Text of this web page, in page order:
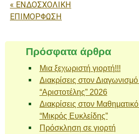
Πλοήγηση άρθρων
« ΕΝΔΟΣΧΟΛΙΚΗ
ΕΠΙΜΟΡΦΩΣΗ
Πρόσφατα άρθρα
Μια ξεχωριστή γιορτή!!!
Διακρίσεις στον
“Αριστοτέλης” 2026
Διακρίσεις στον
“Μικρός Ευκλείδης”
Πρόσκληση σε γιορτή